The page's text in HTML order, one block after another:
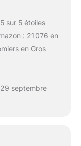
sur 5 étoiles
: 21 076 en
en Gros
septembre